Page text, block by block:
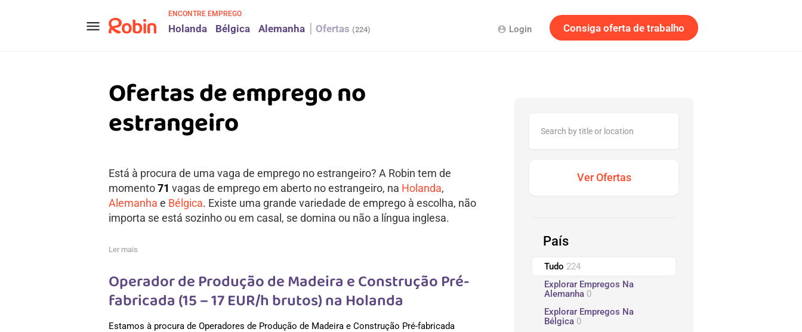
menu
ENCONTRE EMPREGO
Holanda Bélgica Alemanha Ofertas (224) Consiga oferta de trabalho
account_circle Login
Ofertas de emprego no
estrangeiro
Está à procura de uma vaga de emprego no estrangeiro? A Robin tem de
momento71 vagas de emprego em aberto no estrangeiro, na Holanda,
Alemanha e Bélgica. Existe uma grande variedade de emprego à escolha, não
importa se está sozinho ou em casal, se domina ou não a língua inglesa.
Ler mais
Operador de Produção de Madeira e Construção Pré-
fabricada (15 – 17 EUR/h brutos) na Holanda
Estamos à procura de Operadores de Produção de Madeira e Construção Pré-fabricada
País
Tudo 224
Explorar Empregos Na
Alemanha 0
Explorar Empregos Na
Bélgica 0